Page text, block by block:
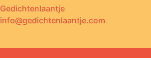
Gedichtenlaantje
info@gedichtenlaantje.com